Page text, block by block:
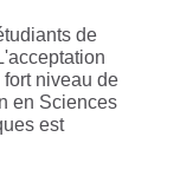
de
niveau de
en Sciences
est